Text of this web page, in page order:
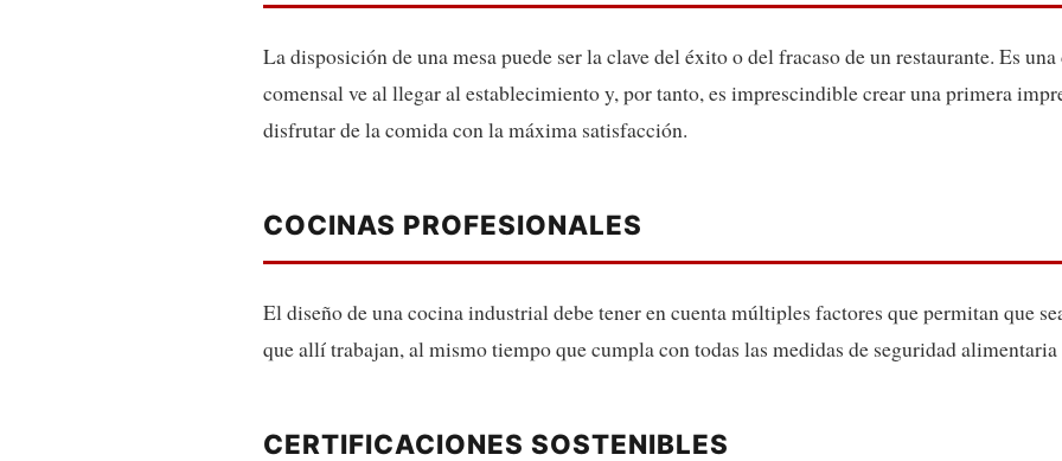
La disposición de una mesa puede ser la clave del éxito o del fracaso de un restaurante. Es
comensal ve al llegar al establecimiento y, por tanto, es imprescindible crear una primera
disfrutar de la comida con la máxima satisfacción.
COCINAS PROFESIONALES
El diseño de una cocina industrial debe tener en cuenta múltiples factores que permitan que
que allí trabajan, al mismo tiempo que cumpla con todas las medidas de seguridad
CERTIFICACIONES SOSTENIBLES